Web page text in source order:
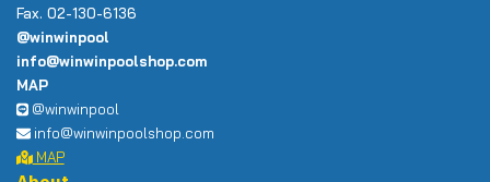
Fax. 02-130-6136
@winwinpool
info@winwinpoolshop.com
MAP
@winwinpool
info@winwinpoolshop.com
MAP